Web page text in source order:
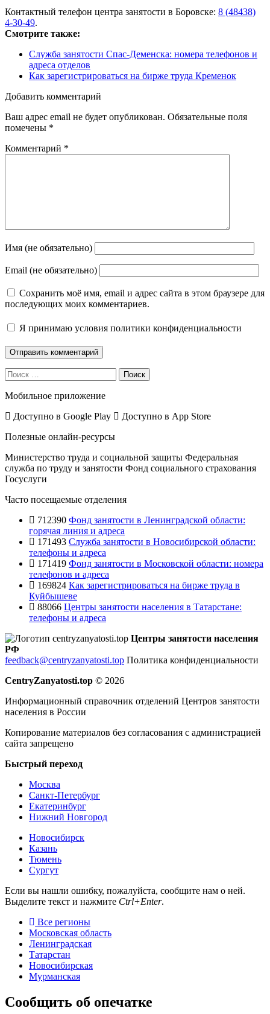
Контактный телефон центра занятости в Боровске: 8 (48438)
4-30-49.
Смотрите также:
Служба занятости Спас-Деменска: номера телефонов и
адреса отделов
Как зарегистрироваться на бирже труда Кременок
Добавить комментарий
Ваш адрес email не будет опубликован. Обязательные поля
помечены *
Комментарий *
Имя (не обязательно)
Email (не обязательно)
Сохранить моё имя, email и адрес сайта в этом браузере для
последующих моих комментариев.
Я принимаю условия политики конфиденциальности
Поиск
Мобильное приложение
Доступно в Google Play Доступно в App Store
Полезные онлайн-ресурсы
Министерство труда и социальной защиты Федеральная
служба по труду и занятости Фонд социального страхования
Госуслуги
Часто посещаемые отделения
712390 Фонд занятости в Ленинградской области:
горячая линия и адреса
171493 Служба занятости в Новосибирской области:
телефоны и адреса
171419 Фонд занятости в Московской области: номера
телефонов и адреса
169824 Как зарегистрироваться на бирже труда в
Куйбышеве
88066 Центры занятости населения в Татарстане:
телефоны и адреса
Центры занятости населения
РФ
feedback@centryzanyatosti.top Политика конфиденциальности
CentryZanyatosti.top © 2026
Информационный справочник отделений Центров занятости
населения в России
Копирование материалов без согласования с администрацией
сайта запрещено
Быстрый переход
Москва
Санкт-Петербург
Екатеринбург
Нижний Новгород
Новосибирск
Казань
Тюмень
Сургут
Если вы нашли ошибку, пожалуйста, сообщите нам о ней.
Выделите текст и нажмите Ctrl+Enter.
Все регионы
Московская область
Ленинградская
Татарстан
Новосибирская
Мурманская
Сообщить об опечатке